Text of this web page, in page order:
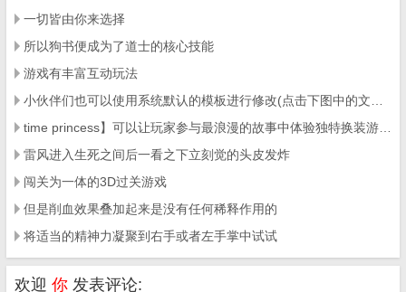
一切皆由你来选择
所以狗书便成为了道士的核心技能
游戏有丰富互动玩法
雷风进入生死之间后一看之下立刻觉的头皮发炸
闯关为一体的3D过关游戏
但是削血效果叠加起来是没有任何稀释作用的
将适当的精神力凝聚到右手或者左手掌中试试
欢迎 你 发表评论: